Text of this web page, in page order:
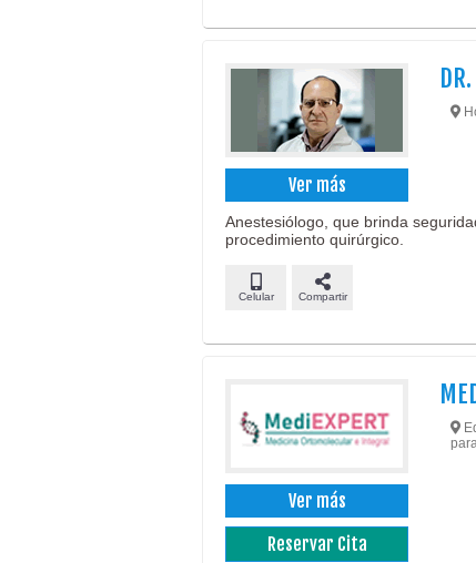
Ver más
Anestesiólogo, que brinda
procedimiento quirúrgico.
Celular Compartir
Ver más
Reservar Cita